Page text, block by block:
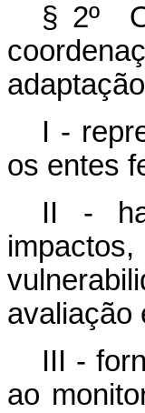
§ 2º
I -
os entes
II -
avaliação
III -
ao